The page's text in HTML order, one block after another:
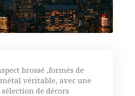
brossé ,formés de
véritable, avec une
de décors